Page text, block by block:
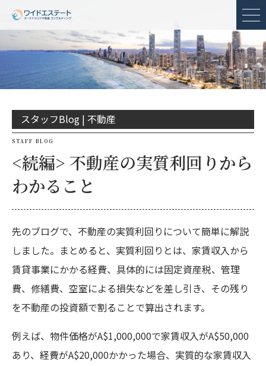
メ
スタッフBlog | 不動産
STAFF BLOG
<続編> 不動産の実質利回りから
わかること
先のブログで、不動産の実質利回りについて簡単に解説
しました。まとめると、実質利回りとは、家賃収入から
賃貸事業にかかる経費、具体的には固定資産税、管理
費、修繕費、空室による損失などを差し引き、その残り
を不動産の投資額で割ることで算出されます。
例えば、物件価格がA$1,000,000で家賃収入がA$50,000
あり、経費がA$20,000かかった場合、実質的な家賃収入